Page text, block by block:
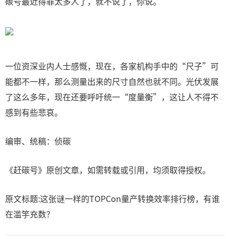
一位资深业内人士感慨，现在，各家机构手中的“尺子”可
能都不一样，那么测量出来的尺寸自然也就不同。光伏发展
了这么多年，现在还要呼吁统一“度量衡”，这让人不得不
感到有些悲哀。
编审、统稿：侦碳
《赶碳号》原创文章，如需转载或引用，均须取得授权。
原文标题:这张谜一样的TOPCon量产转换效率排行榜，有谁
在滥竽充数？